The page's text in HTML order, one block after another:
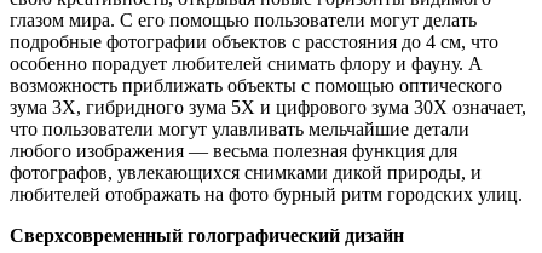
глазом мира. С его помощью пользователи могут делать
подробные фотографии объектов с расстояния до 4 см, что
особенно порадует любителей снимать флору и фауну. А
возможность приближать объекты с помощью оптического
зума 3Х, гибридного зума 5Х и цифрового зума 30Х означает,
что пользователи могут улавливать мельчайшие детали
любого изображения — весьма полезная функция для
фотографов, увлекающихся снимками дикой природы, и
любителей отображать на фото бурный ритм городских улиц.
Сверхсовременный голографический дизайн